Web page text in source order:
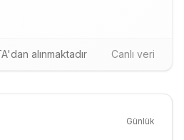
alınmaktadır Canlı veri
Günlük